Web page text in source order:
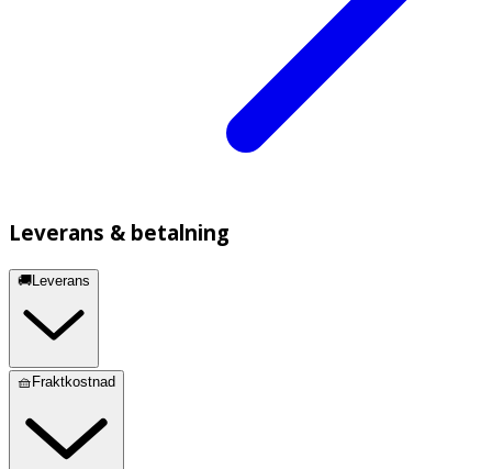
Leverans & betalning
🚚Leverans
🧺Fraktkostnad